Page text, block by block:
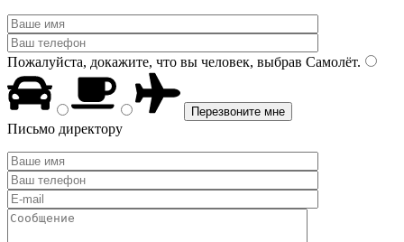
Пожалуйста, докажите, что вы человек, выбрав Самолёт.
Письмо директору